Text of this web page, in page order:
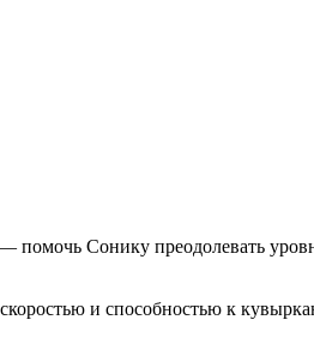
помочь Сонику преодолевать
и способностью к